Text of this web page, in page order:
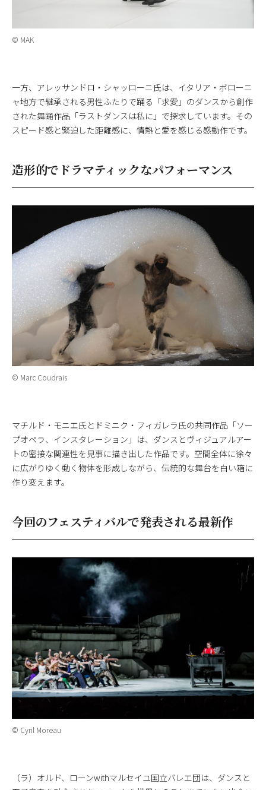
© MAK
一方、アレッサンドロ・シャッローニ氏は、イタリア・ボローニ
ャ地方で継承される男性ふたりで踊る「求愛」のダンスから創作
された舞踊作品「ラストダンスは私に」で探求しています。その
スピード感と緊迫した距離感に、情熱と愛を感じる感動作です。
造形的でドラマティックなパフォーマンス
© Marc Coudrais
マチルド・モニエ氏とドミニク・フィガレラ氏の共同作品「ソー
プオペラ、インスタレーション」は、ダンスとヴィジュアルアー
トの密接な関連性を見事に描き出した作品です。空間全体に徐々
に広がりゆく動く物体を形成しながら、伝統的な舞台を白い箱に
作り変えます。
今回のフェスティバルで発表される最新作
© Cyril Moreau
（ラ）オルド、ローンwithマルセイユ国立バレエ団は、ダンスと